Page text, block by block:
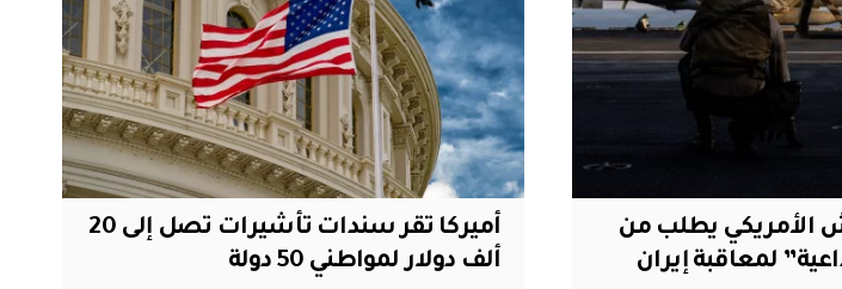
الأمريكي يطلب من
لمعاقبة إيران
أميركا تقر سندات تأشيرات تصل إلى 20
ألف دولار لمواطني 50 دولة